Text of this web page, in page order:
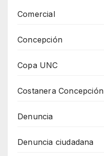
Comercial
Concepción
Copa UNC
Costanera Concepción
Denuncia
Denuncia ciudadana